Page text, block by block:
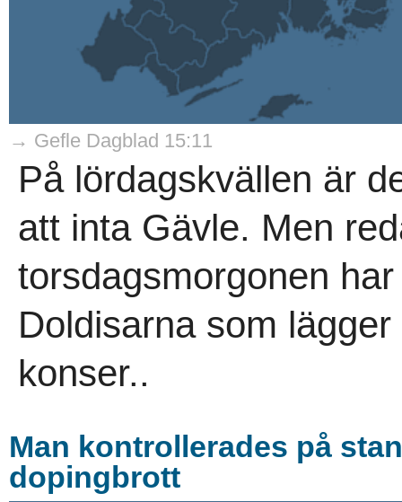
→ Gefle Dagblad 15:11
På lördagskvällen är
att inta Gävle. Men
torsdagsmorgonen
Doldisarna som
konser..
Man kontrollerades på
dopingbrott